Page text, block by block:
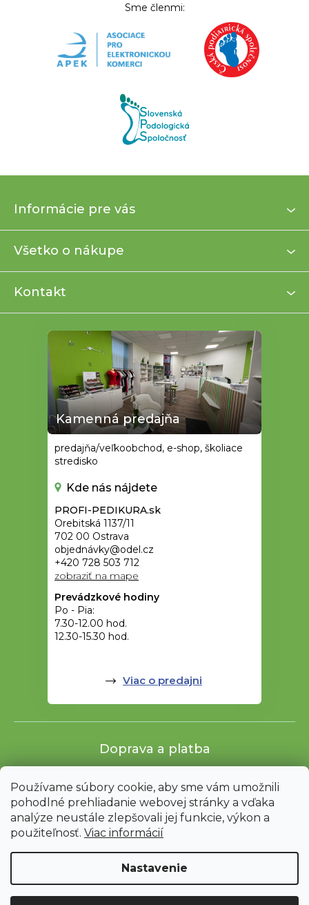
Používame súbory cookie, aby sme vám umožnili
pohodlné prehliadanie webovej stránky a vďaka
analýze neustále zlepšovali jej funkcie, výkon a
použiteľnosť. Viac informácií
Nastavenie
Sme členmi:
p
t
Informácie pre vás
Všetko o nákupe
Kontakt
Kamenná predajňa
predajňa/veľkoobchod, e-shop, školiace
stredisko
Kde nás nájdete
PROFI-PEDIKURA.sk
Orebitská 1137/11
702 00 Ostrava
objednávky@odel.cz
+420 728 503 712
zobraziť na mape
Prevádzkové hodiny
Po - Pia:
7.30-12.00 hod.
12.30-15.30 hod.
Viac o predajni
Doprava a platba